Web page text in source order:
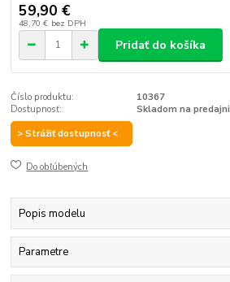
59,90 €
48,70 € bez DPH
Pridať do košíka
Číslo produktu:
10367
Dostupnosť:
Skladom na predajni
> Strážiť dostupnosť <
Do obľúbených
Popis modelu
Parametre